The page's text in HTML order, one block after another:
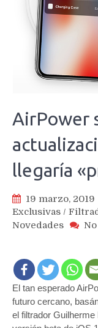
AirPower
llegaría
19 marzo, 2019
Exclusivas /
Novedades
El tan esperado
futuro cercano,
el filtrador